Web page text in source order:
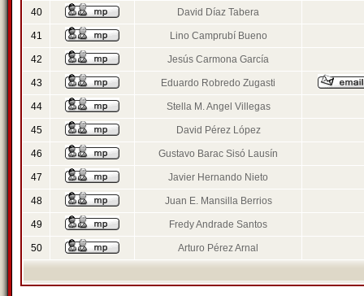
40 David Díaz Tabera
41 Lino Camprubí Bueno
42 Jesús Carmona García
43 Eduardo Robredo Zugasti
44 Stella M. Angel Villegas
45 David Pérez López
46 Gustavo Barac Sisó Lausín
47 Javier Hernando Nieto
48 Juan E. Mansilla Berrios
49 Fredy Andrade Santos
50 Arturo Pérez Arnal